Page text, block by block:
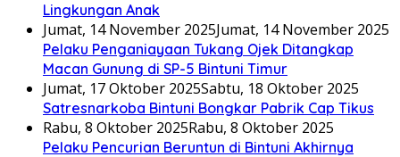
Lingkungan Anak
Jumat, 14 November 2025Jumat, 14 November 2025
Pelaku Penganiayaan Tukang Ojek Ditangkap
Macan Gunung di SP-5 Bintuni Timur
Jumat, 17 Oktober 2025Sabtu, 18 Oktober 2025
Satresnarkoba Bintuni Bongkar Pabrik Cap Tikus
Rabu, 8 Oktober 2025Rabu, 8 Oktober 2025
Pelaku Pencurian Beruntun di Bintuni Akhirnya